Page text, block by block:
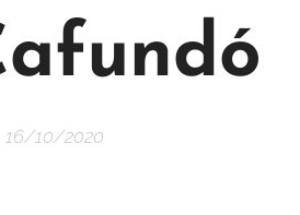
16/10/2020